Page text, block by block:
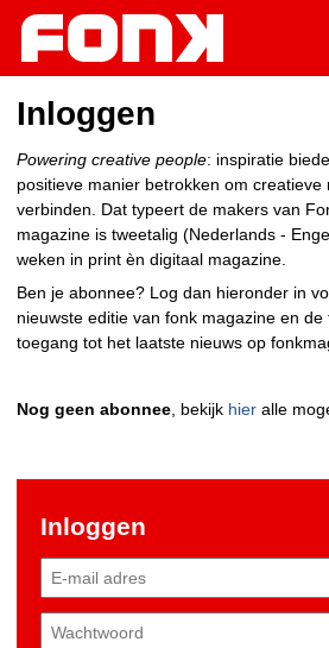
Inloggen
Powering creative people: inspiratie
positieve manier betrokken om creatieve
verbinden. Dat typeert de makers van
magazine is tweetalig (Nederlands -
weken in print èn digitaal magazine.
Ben je abonnee? Log dan hieronder in
nieuwste editie van fonk magazine en
toegang tot het laatste nieuws op
Nog geen abonnee , bekijk hier alle
Inloggen